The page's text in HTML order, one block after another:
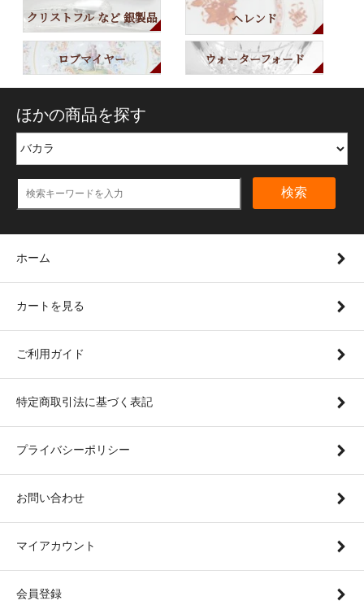
クリストフル など 銀製品 ヘレンド
ロブマイヤー ウォーターフォード
ほかの商品を探す
検索
ホーム
カートを見る
ご利用ガイド
特定商取引法に基づく表記
プライバシーポリシー
お問い合わせ
マイアカウント
会員登録